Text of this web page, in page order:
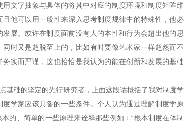
文字抽象与具体的将其中对应的制度环境和制度矩阵维
且他可以用一般性来深入思考制度规律中的特殊性，他必
展。或许在制度面前没有人的本性和行为会超出他的思
时又是超脱至上的，比如有时要像艺术家一样超然而不
实而严谨，这也恰恰是我认为的能在创新和发展的基础
础的坚定的先行研究者，上面这段话概括了我对制度学
度学家应该具备的一些条件。个人认为通过理解制度学原
的、简单的一些原理来诠释那些例如：“根本制度在体制